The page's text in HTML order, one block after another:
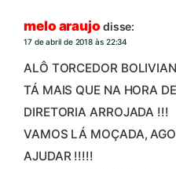
melo araujo disse:
17 de abril de 2018 às 22:34
ALÔ TORCEDOR
TÁ MAIS QUE NA HORA
DIRETORIA ARROJADA !!!
VAMOS LÁ MOÇADA,
AJUDAR !!!!!